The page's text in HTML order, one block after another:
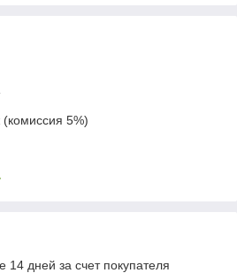
5%)
14 дней за счет покупателя